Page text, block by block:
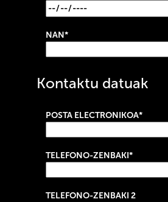
NAN*
Kontaktu datuak
POSTA ELECTRONIKOA*
TELEFONO-ZENBAKI*
TELEFONO-ZENBAKI 2